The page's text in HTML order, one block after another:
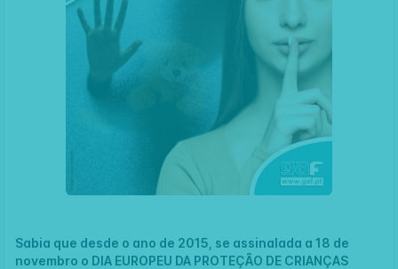
Sabia que desde o ano de 2015, se assinalada a 18 de
novembro o DIA EUROPEU DA PROTEÇÃO DE CRIANÇAS